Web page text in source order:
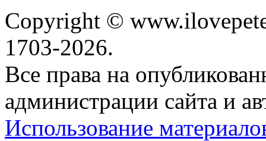
Copyright ©
1703-2026.
Все права на
администрации сайта и
Использование